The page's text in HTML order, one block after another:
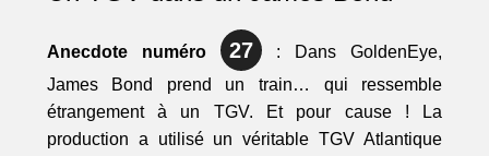
Anecdote numéro 27 : Dans GoldenEye,
James Bond prend un train… qui ressemble
étrangement à un TGV. Et pour cause ! La
production a utilisé un véritable TGV Atlantique